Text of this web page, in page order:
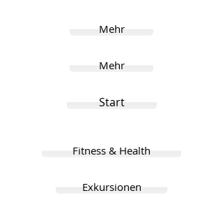
Mehr
Mehr
Start
Fitness & Health
Exkursionen